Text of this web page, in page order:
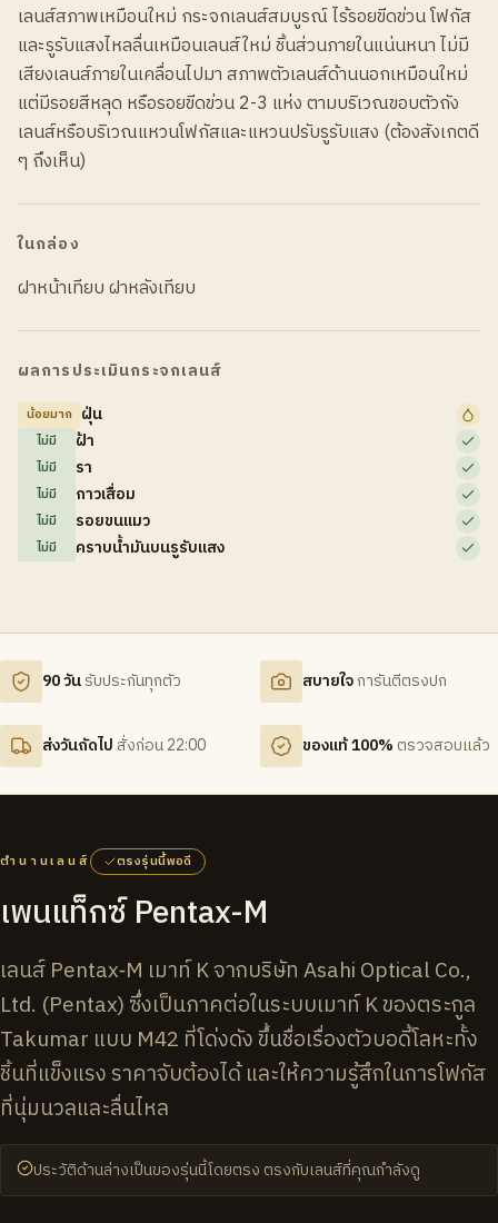
เลนส์สภาพเหมือนใหม่ กระจกเลนส์สมบูรณ์ ไร้รอยขีดข่วน โฟกัส
และรูรับแสงไหลลื่นเหมือนเลนส์ใหม่ ชิ้นส่วนภายในแน่นหนา ไม่มี
เสียงเลนส์ภายในเคลื่อนไปมา สภาพตัวเลนส์ด้านนอกเหมือนใหม่
แต่มีรอยสีหลุด หรือรอยขีดข่วน 2-3 แห่ง ตามบริเวณขอบตัวถัง
เลนส์หรือบริเวณแหวนโฟกัสและแหวนปรับรูรับแสง (ต้องสังเกตดี
ๆ ถึงเห็น)
ในกล่อง
ฝาหน้าเทียบ ฝาหลังเทียบ
ผลการประเมินกระจกเลนส์
น้อยมาก ฝุ่น
ไม่มี ฝ้า
ไม่มี รา
ไม่มี กาวเสื่อม
ไม่มี รอยขนแมว
ไม่มี คราบน้ำมันบนรูรับแสง
90 วันรับประกันทุกตัว สบายใจการันตีตรงปก
ส่งวันถัดไป สั่งก่อน 22:00 ของแท้ 100% ตรวจสอบแล้ว
ตำนานเลนส์ ตรงรุ่นนี้พอดี
เพนแท็กซ์ Pentax-M
เลนส์ Pentax‑M เมาท์ K จากบริษัท Asahi Optical Co.,
Ltd. (Pentax) ซึ่งเป็นภาคต่อในระบบเมาท์ K ของตระกูล
Takumar แบบ M42 ที่โด่งดัง ขึ้นชื่อเรื่องตัวบอดี้โลหะทั้ง
ชิ้นที่แข็งแรง ราคาจับต้องได้ และให้ความรู้สึกในการโฟกัส
ที่นุ่มนวลและลื่นไหล
ประวัติด้านล่างเป็นของรุ่นนี้โดยตรง ตรงกับเลนส์ที่คุณกำลังดู